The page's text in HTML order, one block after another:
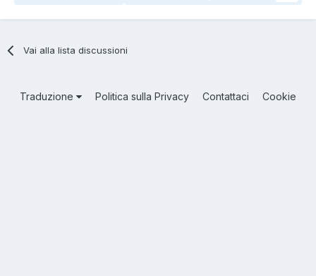
Vai alla lista discussioni
Traduzione Politica sulla Privacy Contattaci Cookie